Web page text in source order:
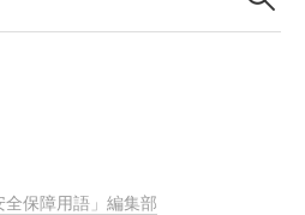
全保障用語」編集部